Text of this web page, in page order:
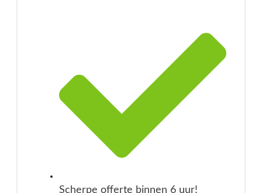
Scherpe offerte binnen 6 uur!